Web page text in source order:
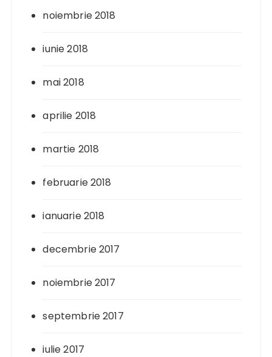
noiembrie 2018
iunie 2018
mai 2018
aprilie 2018
martie 2018
februarie 2018
ianuarie 2018
decembrie 2017
noiembrie 2017
septembrie 2017
iulie 2017